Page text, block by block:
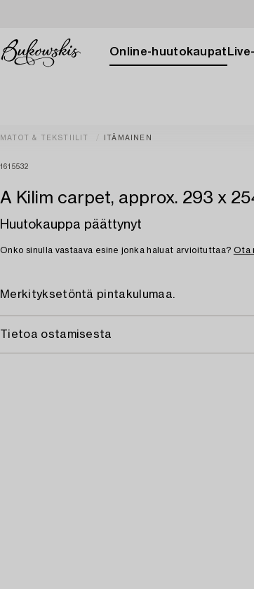
Online-huutokaupat
MATOT & TEKSTIILIT ITÄMAINEN
1615532
A Kilim carpet, approx. 293 x
Huutokauppa päättynyt
Onko sinulla vastaava esine jonka haluat arvioituttaa? Ota
Merkityksetöntä pintakulumaa.
Tietoa ostamisesta